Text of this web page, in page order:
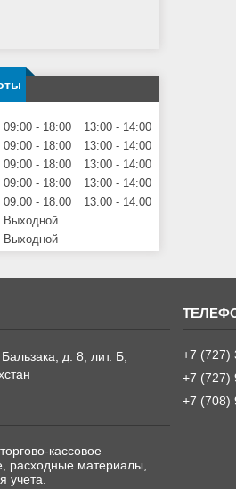
09:00 18:00 13:00
14:00
09:00 18:00 13:00
14:00
09:00 18:00 13:00
14:00
09:00 18:00 13:00
14:00
09:00 18:00 13:00
14:00
Выходной
Выходной
д. 8, лит. Б,
кассовое
расходные материалы,
учета.
+7 (727)
+7 (727)
+7 (708)